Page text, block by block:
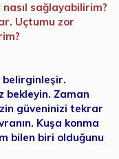
sağlayabilirim?
Uçtumu zor
belirginleşir.
bekleyin. Zaman
güveninizi tekrar
Kuşa konma
bilen biri olduğunu